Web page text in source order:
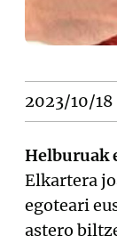
2023/10/18
Helburuak
Elkartera
egoteari
astero